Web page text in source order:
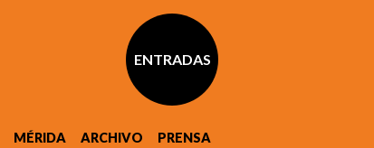
ENTRADAS
MÉRIDA ARCHIVO PRENSA